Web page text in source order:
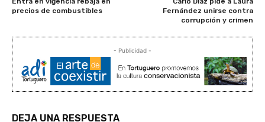
precios de combustibles
Fernández unirse contra
corrupción y crimen
- Publicidad -
DEJA UNA RESPUESTA